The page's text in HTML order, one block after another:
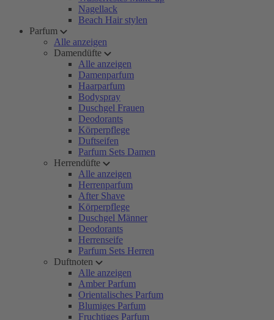
Nagellack
Beach Hair stylen
Parfum
Alle anzeigen
Damendüfte
Alle anzeigen
Damenparfum
Haarparfum
Bodyspray
Duschgel Frauen
Deodorants
Körperpflege
Duftseifen
Parfum Sets Damen
Herrendüfte
Alle anzeigen
Herrenparfum
After Shave
Körperpflege
Duschgel Männer
Deodorants
Herrenseife
Parfum Sets Herren
Duftnoten
Alle anzeigen
Amber Parfum
Orientalisches Parfum
Blumiges Parfum
Fruchtiges Parfum